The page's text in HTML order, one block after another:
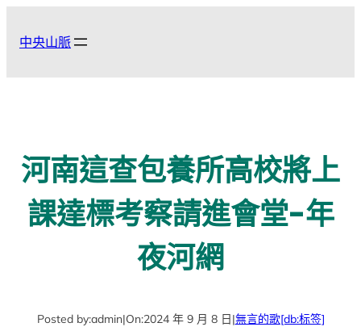
中央山脈
河南這查包養所高校將上
課達標考察請進會堂-年
夜河網
Posted by:admin|On:2024 年 9 月 8 日|無言的歌[db:标签]